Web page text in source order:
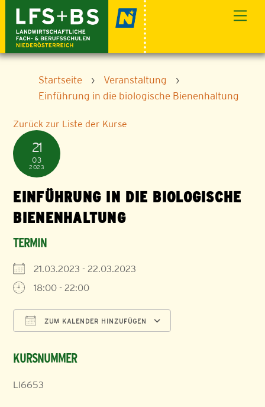
content
Startseite › Veranstaltung
›
Einführung in die biologische Bienenhaltung
Zurück zur Liste der Kurse
21
03
2023
EINFÜHRUNG IN DIE BIOLOGISCHE
BIENENHALTUNG
TERMIN
21.03.2023 - 22.03.2023
18:00 - 22:00
ZUM KALENDER HINZUFÜGEN
KURSNUMMER
LI6653